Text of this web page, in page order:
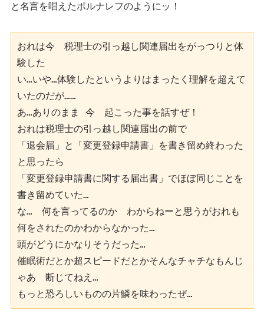
と名言を唱えたポルナレフのようにッ！
おれは今　税理士の引っ越し関連届出をがっつりと体
験した
い…いや…体験したというよりはまったく理解を超えて
いたのだが……
あ…ありのまま 今　起こった事を話すぜ！
おれは税理士の引っ越し関連届出の前で
「退会届」と「変更登録申請書」を書き留め終わった
と思ったら
「変更登録申請書に関する届出書」でほぼ同じことを
書き留めていた…
な…　何を言ってるのか　わからねーと思うがおれも
何をされたのかわからなかった…
頭がどうにかなりそうだった…
催眠術だとか超スピードだとかそんなチャチなもんじ
ゃあ　断じてねえ…
もっと恐ろしいものの片鱗を味わったぜ…